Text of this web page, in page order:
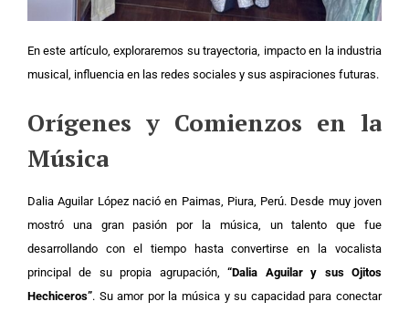
En este artículo, exploraremos su trayectoria, impacto en la industria
musical, influencia en las redes sociales y sus aspiraciones futuras.
Orígenes y Comienzos en la
Música
Dalia Aguilar López nació en Paimas, Piura, Perú. Desde muy joven
mostró una gran pasión por la música, un talento que fue
desarrollando con el tiempo hasta convertirse en la vocalista
principal de su propia agrupación,“Dalia Aguilar y sus Ojitos
Hechiceros”. Su amor por la música y su capacidad para conectar